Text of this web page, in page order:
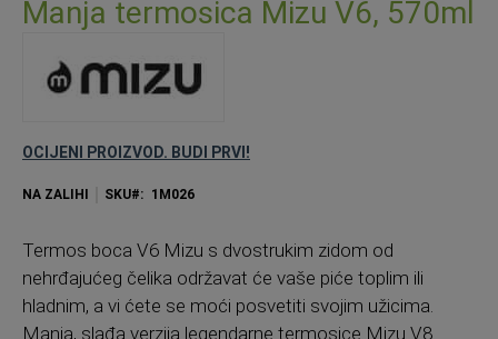
to
the
gallery
Manja termosica Mizu V6, 570ml
OCIJENI PROIZVOD. BUDI PRVI!
NA ZALIHI SKU 1M026
Termos boca V6 Mizu s dvostrukim zidom od
nehrđajućeg čelika održavat će vaše piće toplim ili
hladnim, a vi ćete se moći posvetiti ​​svojim užicima.
Manja, slađa verzija legendarne termosice Mizu V8.